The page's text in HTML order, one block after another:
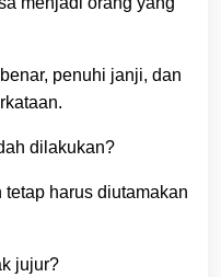
penuhi janji, dan
dilakukan?
harus diutamakan
jujur?